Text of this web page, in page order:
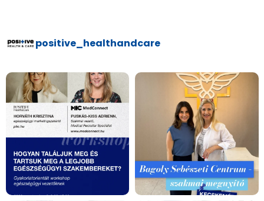
positive_healthandcare